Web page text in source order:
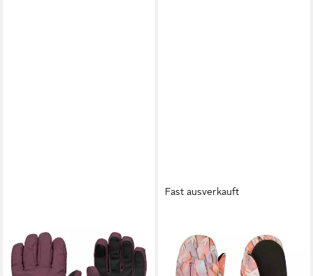
Snowboardhandschuhe Roxy
Jetty Solid
32,99 €
UVP 60,00 €
Fast ausverkauft
Snowboardhandschuhe
Snows Up
19,99 €
UVP35,00 €